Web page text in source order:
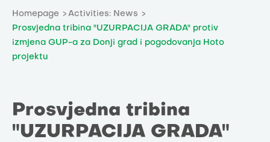
Homepage
Activities: News
Prosvjedna tribina "UZURPACIJA GRADA" protiv
izmjena GUP-a za Donji grad i pogodovanja Hoto
projektu
Prosvjedna tribina
"UZURPACIJA GRADA"